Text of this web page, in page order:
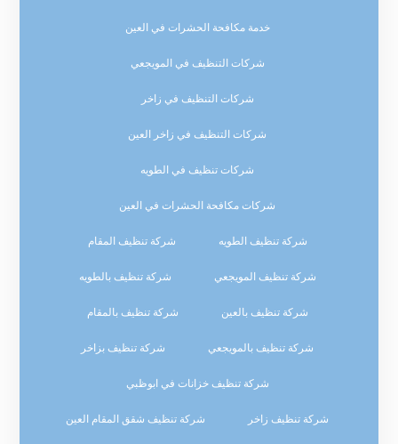
خدمة مكافحة الحشرات في العين
شركات التنظيف في المويجعي
شركات التنظيف في زاخر
شركات التنظيف في زاخر العين
شركات تنظيف في الطويه
شركات مكافحة الحشرات في العين
شركة تنظيف الطويه شركة تنظيف المقام
شركة تنظيف المويجعي شركة تنظيف بالطويه
شركة تنظيف بالعين شركة تنظيف بالمقام
شركة تنظيف بالمويجعي شركة تنظيف بزاخر
شركة تنظيف خزانات في ابوظبي
شركة تنظيف زاخر شركة تنظيف شقق المقام العين